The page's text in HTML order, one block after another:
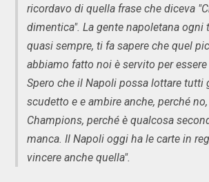
ricordavo di quella frase che diceva
dimentica". La gente napoletana ogni
quasi sempre, ti fa sapere che quel
abbiamo fatto noi è servito per
Spero che il Napoli possa lottare tutti
scudetto e e ambire anche, perché
Champions, perché è qualcosa
manca. Il Napoli oggi ha le carte in
vincere anche quella".